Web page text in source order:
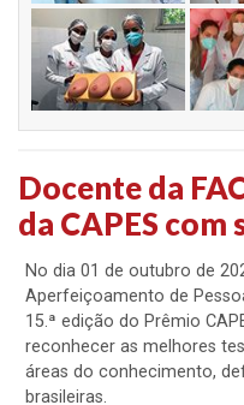
Docente da
da CAPES
No dia 01 de outubro de
Aperfeiçoamento de
15.ª edição do Prêmio
reconhecer as melhores
áreas do conhecimento,
brasileiras.